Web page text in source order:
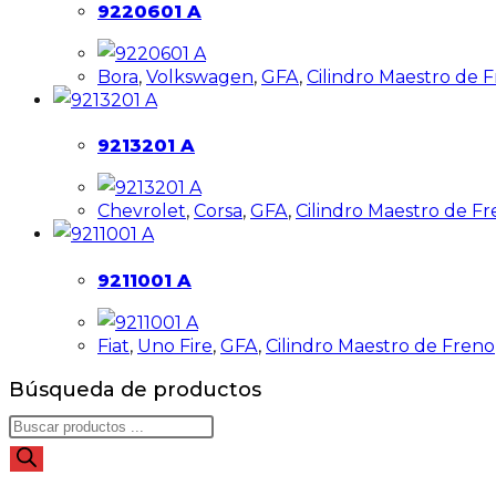
9220601 A
Bora, Volkswagen, GFA, Cilindro Maestro de
9213201 A
Chevrolet, Corsa, GFA, Cilindro Maestro de
9211001 A
Fiat, Uno Fire, GFA, Cilindro Maestro de Freno
Búsqueda de productos